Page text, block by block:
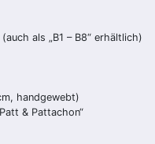
als „B1 – B8“ erhältlich)
handgewebt)
& Pattachon“